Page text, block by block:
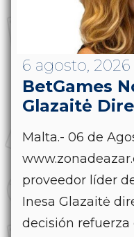
6 agosto, 2026
BetGames
Glazaitė
Malta.- 06 de
proveedor líder
Inesa Glazaitė
decisión refuerza